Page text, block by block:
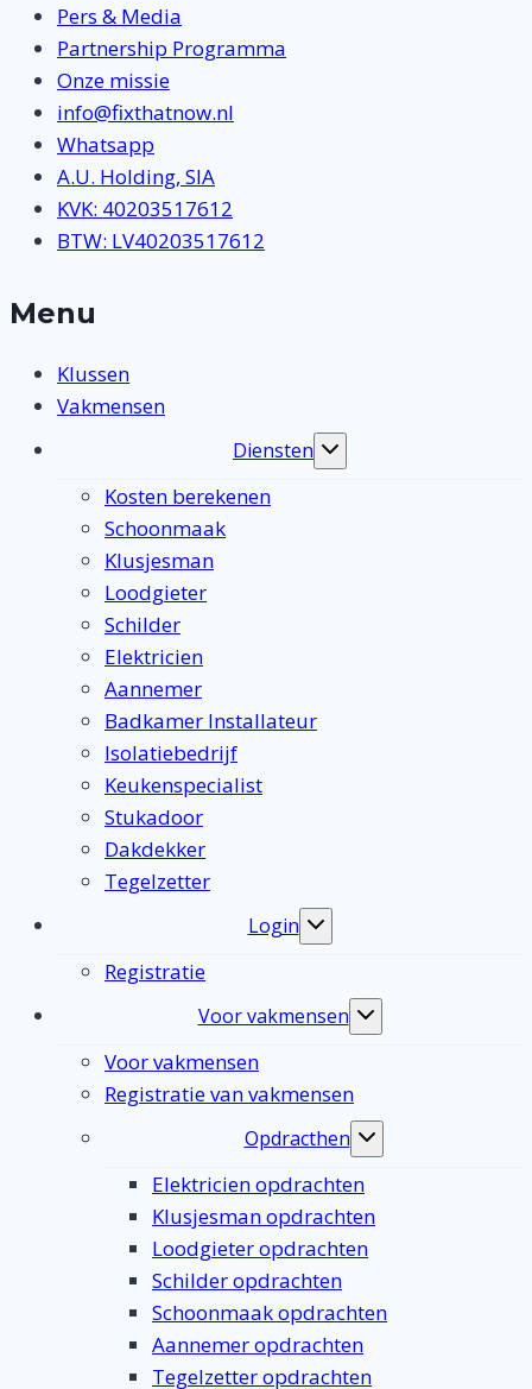
Pers & Media
Partnership Programma
Onze missie
info@fixthatnow.nl
Whatsapp
A.U. Holding, SIA
KVK: 40203517612
BTW: LV40203517612
Menu
Klussen
Vakmensen
Diensten
Toggle
Kosten berekenen
Schoonmaak
Klusjesman
Loodgieter
Schilder
Elektricien
Aannemer
Badkamer Installateur
Isolatiebedrijf
Keukenspecialist
Stukadoor
Dakdekker
Tegelzetter
Login
Toggle
Registratie
Voor vakmensen
Toggle
Voor vakmensen
Registratie van vakmensen
Opdracthen
Toggle
Elektricien opdrachten
Klusjesman opdrachten
Loodgieter opdrachten
Schilder opdrachten
Schoonmaak opdrachten
Aannemer opdrachten
Tegelzetter opdrachten